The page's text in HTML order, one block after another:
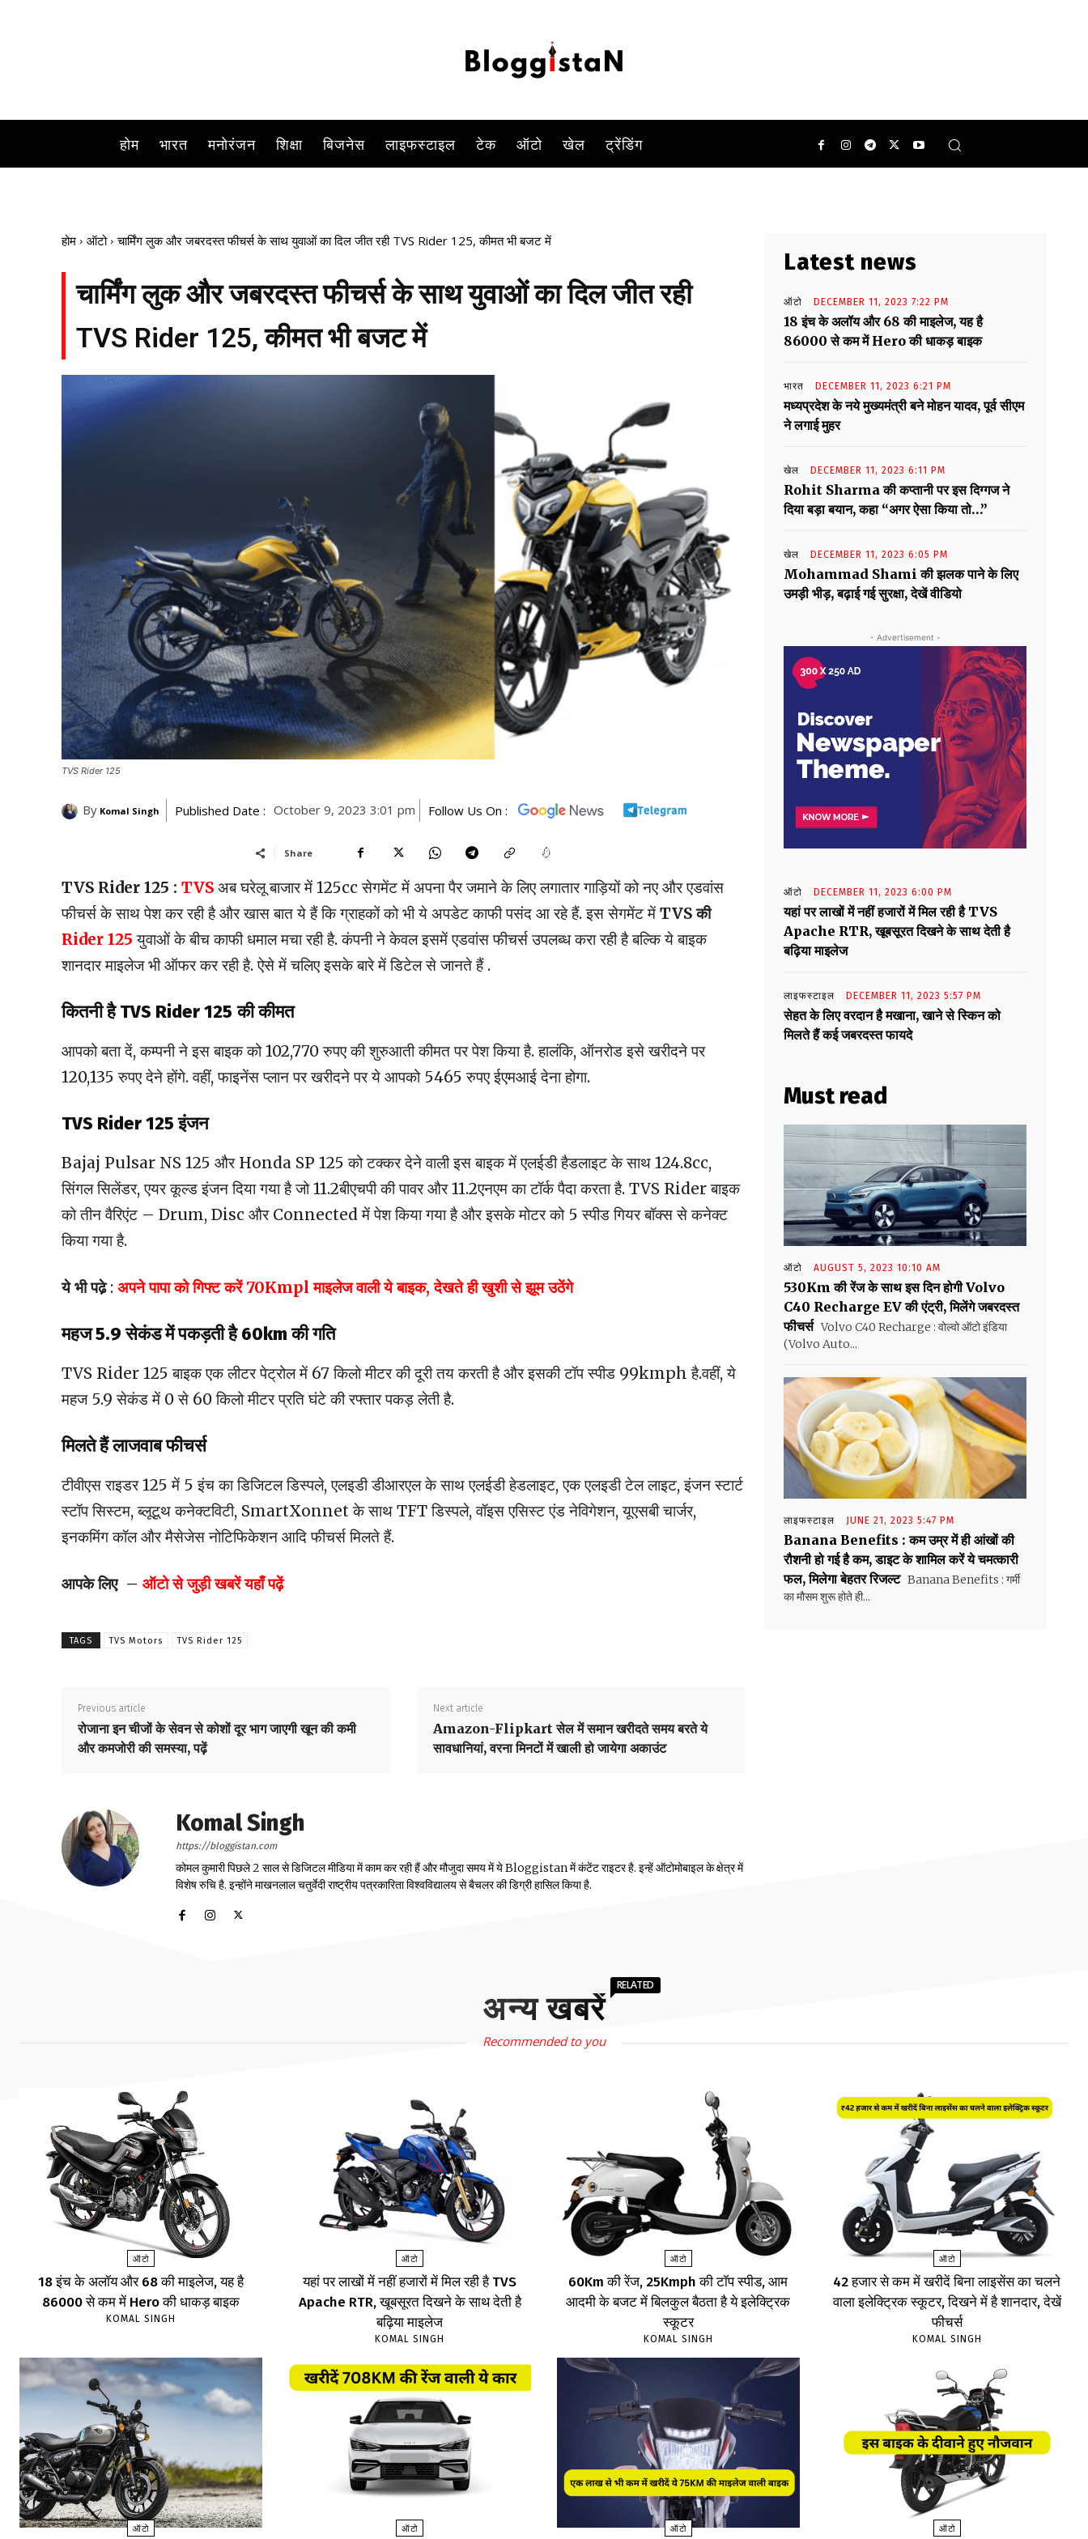
होम भारत मनोरंजन शिक्षा बिजनेस लाइफस्टाइल टेक ऑटो खेल ट्रेंडिंग
होम ऑटो चार्मिंग लुक और जबरदस्त फीचर्स के साथ युवाओं का दिल जीत रही TVS Rider 125, कीमत भी बजट में
चार्मिंग लुक और जबरदस्त फीचर्स के साथ युवाओं का दिल जीत रही
TVS Rider 125, कीमत भी बजट में
TVS Rider 125
By Komal Singh Published Date : October 9, 2023 3:01 pm Follow Us On :
Share
TVS Rider 125 : TVS अब घरेलू बाजार में 125cc सेगमेंट में अपना पैर जमाने के लिए लगातार गाड़ियों को नए और एडवांस
फीचर्स के साथ पेश कर रही है और खास बात ये हैं कि ग्राहकों को भी ये अपडेट काफी पसंद आ रहे हैं. इस सेगमेंट में TVS की
Rider 125 युवाओं के बीच काफी धमाल मचा रही है. कंपनी ने केवल इसमें एडवांस फीचर्स उपलब्ध करा रही है बल्कि ये बाइक
शानदार माइलेज भी ऑफर कर रही है. ऐसे में चलिए इसके बारे में डिटेल से जानते हैं .
कितनी है TVS Rider 125 कीकीमत
आपको बता दें, कम्पनी ने इस बाइक को 102,770 रुपए की शुरुआती कीमत पर पेश किया है. हालंकि, ऑनरोड इसे खरीदने पर
120,135 रुपए देने होंगे. वहीं, फाइनेंस प्लान पर खरीदने पर ये आपको 5465 रुपए ईएमआई देना होगा.
TVS Rider 125 इंजन
Bajaj Pulsar NS 125 और Honda SP 125 को टक्कर देने वाली इस बाइक में एलईडी हैडलाइट के साथ 124.8cc,
सिंगल सिलेंडर, एयर कूल्ड इंजन दिया गया है जो 11.2बीएचपी की पावर और 11.2एनएम का टॉर्क पैदा करता है. TVS Rider बाइक
को तीन वैरिएंट – Drum, Disc और Connected में पेश किया गया है और इसके मोटर को 5 स्पीड गियर बॉक्स से कनेक्ट
किया गया है.
ये भी पढे़: अपने पापा को गिफ्ट करें 70Kmpl माइलेज वाली ये बाइक, देखते ही खुशी से झूम उठेंगे
महज 5.9 सेकंड में पकड़ती है 60km की गति
TVS Rider 125 बाइक एक लीटर पेट्रोल में 67 किलो मीटर की दूरी तय करती है और इसकी टॉप स्पीड 99kmph है.वहीं, ये
महज 5.9 सेकंड में 0 से 60 किलो मीटर प्रति घंटे की रफ्तार पकड़ लेती है.
मिलते हैं लाजवाब फीचर्स
टीवीएस राइडर 125 में 5 इंच का डिजिटल डिस्पले, एलइडी डीआरएल के साथ एलईडी हेडलाइट, एक एलइडी टेल लाइट, इंजन स्टार्ट
स्टॉप सिस्टम, ब्लूटूथ कनेक्टविटी, SmartXonnet के साथ TFT डिस्पले, वॉइस एसिस्ट एंड नेविगेशन, यूएसबी चार्जर,
इनकमिंग कॉल और मैसेजेस नोटिफिकेशन आदि फीचर्स मिलते हैं.
आपके लिए – ऑटो से जुड़ी खबरें यहाँ पढ़ें
TAGS TVS Motors TVS Rider 125
Previous article
रोजाना इन चीजों के सेवन से कोशों दूर भाग जाएगी खून की कमी
और कमजोरी की समस्या, पढ़ें
Next article
Amazon-Flipkart सेल में समान खरीदते समय बरते ये
सावधानियां, वरना मिनटों में खाली हो जायेगा अकाउंट
Komal Singh
https://bloggistan.com
कोमल कुमारी पिछले 2 साल से डिजिटल मीडिया में काम कर रही हैं और मौजुदा समय में ये Bloggistan में कंटेंट राइटर है. इन्हें ऑटोमोबाइल के क्षेत्र में
विशेष रुचि है. इन्होंने माखनलाल चतुर्वेदी राष्ट्रीय पत्रकारिता विश्वविद्यालय से बैचलर की डिग्री हासिल किया है.
Latest news
ऑटो DECEMBER 11, 2023 7:22 PM
18 इंच के अलॉय और 68 की माइलेज, यह है
86000 से कम में Hero की धाकड़ बाइक
भारत DECEMBER 11, 2023 6:21 PM
मध्यप्रदेश के नये मुख्यमंत्री बने मोहन यादव, पूर्व सीएम
ने लगाई मुहर
खेल DECEMBER 11, 2023 6:11 PM
Rohit Sharma की कप्तानी पर इस दिग्गज ने
दिया बड़ा बयान, कहा “अगर ऐसा किया तो…”
खेल DECEMBER 11, 2023 6:05 PM
Mohammad Shami की झलक पाने के लिए
उमड़ी भीड़, बढ़ाई गई सुरक्षा, देखें वीडियो
- Advertisement -
ऑटो DECEMBER 11, 2023 6:00 PM
यहां पर लाखों में नहीं हजारों में मिल रही है TVS
Apache RTR, खूबसूरत दिखने के साथ देती है
बढ़िया माइलेज
लाइफस्टाइल DECEMBER 11, 2023 5:57 PM
सेहत के लिए वरदान है मखाना, खाने से स्किन को
मिलते हैं कई जबरदस्त फायदे
Must read
ऑटो AUGUST 5, 2023 10:10 AM
530Km की रेंज के साथ इस दिन होगी Volvo
C40 Recharge EV की एंट्री, मिलेंगे जबरदस्त
फीचर्स Volvo C40 Recharge : वोल्वो ऑटो इंडिया
(Volvo Auto...
लाइफस्टाइल JUNE 21, 2023 5:47 PM
Banana Benefits : कम उम्र में ही आंखों की
रौशनी हो गई है कम, डाइट के शामिल करें ये चमत्कारी
फल, मिलेगा बेहतर रिजल्ट Banana Benefits : गर्मी
का मौसम शुरू होते ही...
अन्य खबरें
RELATED
Recommended to you
ऑटो
18 इंच के अलॉय और 68 की माइलेज, यह है
86000 से कम में Hero की धाकड़ बाइक
KOMAL SINGH
ऑटो
यहां पर लाखों में नहीं हजारों में मिल रही है TVS
Apache RTR, खूबसूरत दिखने के साथ देती है
बढ़िया माइलेज
KOMAL SINGH
ऑटो
60Km की रेंज, 25Kmph की टॉप स्पीड, आम
आदमी के बजट में बिलकुल बैठता है ये इलेक्ट्रिक
स्कूटर
KOMAL SINGH
ऑटो
₹42 हजार से कम में खरीदें बिना लाइसेंस का चलने
वाला इलेक्ट्रिक स्कूटर, दिखने में है शानदार, देखें
फीचर्स
KOMAL SINGH
ऑटो ऑटो ऑटो ऑटो